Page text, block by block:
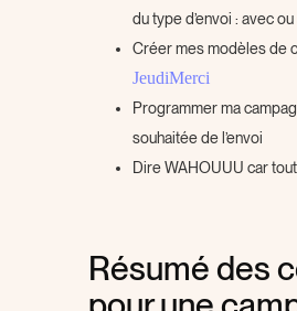
du type d’envoi : avec
Créer mes modèles de
JeudiMerci
Programmer ma
souhaitée de l’envoi
Dire WAHOUUU car
Résumé des